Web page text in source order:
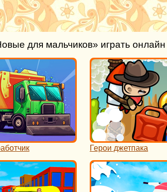
для мальчиков» играть онлайн
Герои джетпака